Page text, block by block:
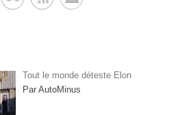
Tout le monde déteste Elon
Par AutoMinus